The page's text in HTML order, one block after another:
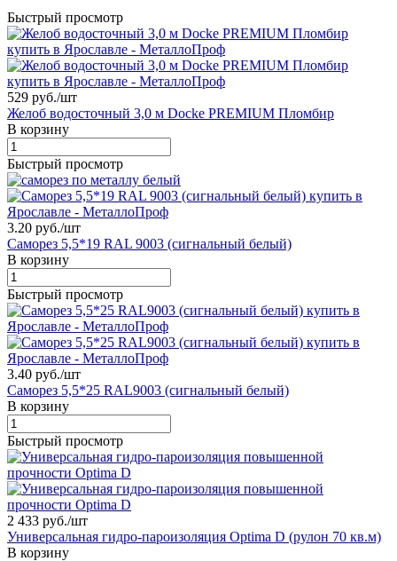
Быстрый просмотр
529 руб./шт
Желоб водосточный 3,0 м Docke PREMIUM Пломбир
В корзину
Быстрый просмотр
3.20 руб./шт
Саморез 5,5*19 RAL 9003 (сигнальный белый)
В корзину
Быстрый просмотр
3.40 руб./шт
Саморез 5,5*25 RAL9003 (сигнальный белый)
В корзину
Быстрый просмотр
2 433 руб./шт
Универсальная гидро-пароизоляция Optima D (рулон 70 кв.м)
В корзину